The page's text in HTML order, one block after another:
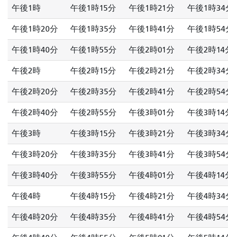
午後1時 午後1時15分 午後1時21分 午後1時34
午後1時20分 午後1時35分 午後1時41分 午後1時54
午後1時40分 午後1時55分 午後2時01分 午後2時14
午後2時 午後2時15分 午後2時21分 午後2時34
午後2時20分 午後2時35分 午後2時41分 午後2時54
午後2時40分 午後2時55分 午後3時01分 午後3時14
午後3時 午後3時15分 午後3時21分 午後3時34
午後3時20分 午後3時35分 午後3時41分 午後3時54
午後3時40分 午後3時55分 午後4時01分 午後4時14
午後4時 午後4時15分 午後4時21分 午後4時34
午後4時20分 午後4時35分 午後4時41分 午後4時54